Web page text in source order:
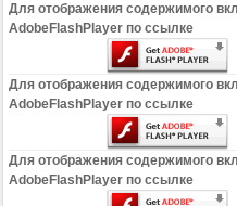
Для отображения содержимого
AdobeFlashPlayer по ссылке
Для отображения содержимого
AdobeFlashPlayer по ссылке
Для отображения содержимого
AdobeFlashPlayer по ссылке